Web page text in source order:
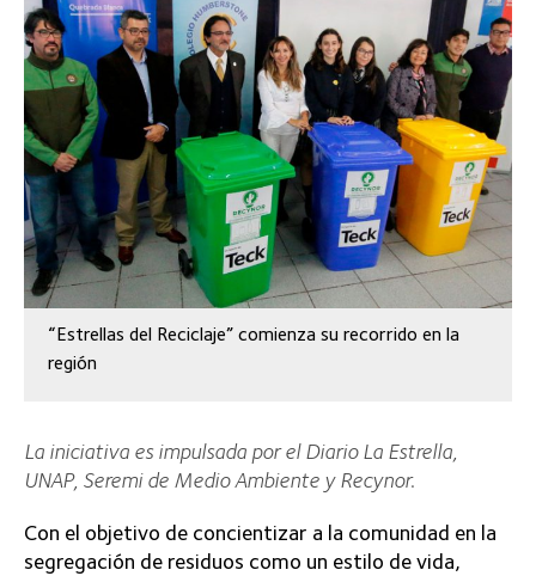
“Estrellas del Reciclaje” comienza su recorrido en la
región
La iniciativa es impulsada por el Diario La Estrella,
UNAP, Seremi de Medio Ambiente y Recynor.
Con el objetivo de concientizar a la comunidad en la
segregación de residuos como un estilo de vida,